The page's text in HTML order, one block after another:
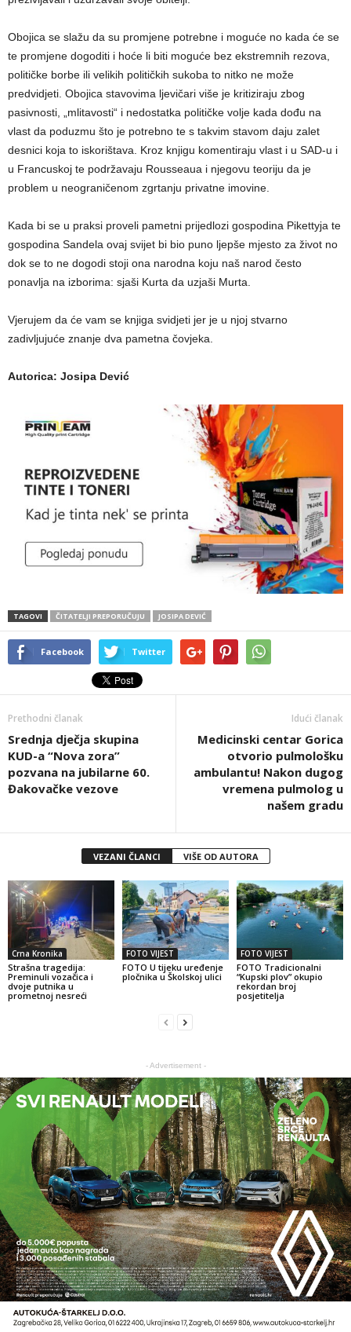
Obojica se slažu da su promjene potrebne i moguće no kada će se
te promjene dogoditi i hoće li biti moguće bez ekstremnih rezova,
političke borbe ili velikih političkih sukoba to nitko ne može
predvidjeti. Obojica stavovima ljevičari više je kritiziraju zbog
pasivnosti, „mlitavosti“ i nedostatka političke volje kada dođu na
vlast da poduzmu što je potrebno te s takvim stavom daju zalet
desnici koja to iskorištava. Kroz knjigu komentiraju vlast i u SAD-u i
u Francuskoj te podržavaju Rousseaua i njegovu teoriju da je
problem u neograničenom zgrtanju privatne imovine.
Kada bi se u praksi proveli pametni prijedlozi gospodina Pikettyja te
gospodina Sandela ovaj svijet bi bio puno ljepše mjesto za život no
dok se to ne dogodi stoji ona narodna koju naš narod često
ponavlja na izborima: sjaši Kurta da uzjaši Murta.
Vjerujem da će vam se knjiga svidjeti jer je u njoj stvarno
zadivljujuće znanje dva pametna čovjeka.
Autorica: Josipa Dević
TAGOVI ČITATELJI PREPORUČUJU JOSIPA DEVIĆ
Facebook Twitter
Prethodni članak
Srednja dječja skupina
KUD-a “Nova zora”
pozvana na jubilarne 60.
Đakovačke vezove
Idući članak
Medicinski centar Gorica
otvorio pulmološku
ambulantu! Nakon dugog
vremena pulmolog u
našem gradu
VEZANI ČLANCI VIŠE OD AUTORA
Crna Kronika
Strašna tragedija:
Preminuli vozačica i
dvoje putnika u
prometnoj nesreći
FOTO VIJEST
FOTO U tijeku uređenje
pločnika u Školskoj ulici
FOTO VIJEST
FOTO Tradicionalni
“Kupski plov” okupio
rekordan broj
posjetitelja
- Advertisement -